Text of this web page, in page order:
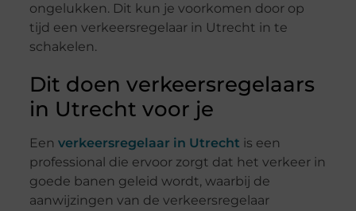
ongelukken. Dit kun je voorkomen door op
tijd een verkeersregelaar in Utrecht in te
schakelen.
Dit doen verkeersregelaars
in Utrecht voor je
Een verkeersregelaar in Utrecht is een
professional die ervoor zorgt dat het verkeer in
goede banen geleid wordt, waarbij de
aanwijzingen van de verkeersregelaar